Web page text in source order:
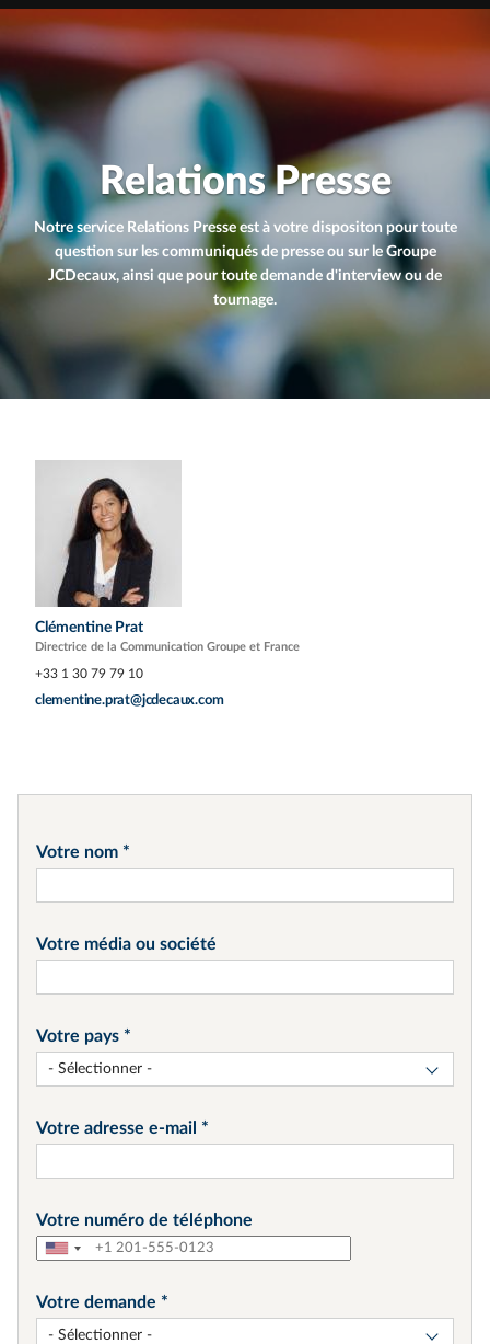
Relations Presse
Notre service Relations Presse est à votre dispositon pour toute
question sur les communiqués de presse ou sur le Groupe
JCDecaux, ainsi que pour toute demande d'interview ou de
tournage.
Clémentine Prat
Directrice de la Communication Groupe et France
+33 1 30 79 79 10
clementine.prat@jcdecaux.com
Votre nom
Votre média ou société
Votre pays
- Sélectionner -
Votre adresse e-mail
Votre numéro de téléphone
Votre demande
- Sélectionner -